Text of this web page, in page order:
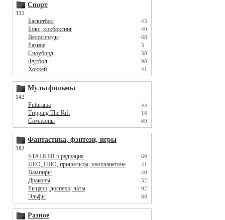
Спорт
331
Баскетбол 43
Бокс, кикбоксинг 40
Велосипеды 68
Разное 3
Сноуборд 38
Футбол 98
Хоккей 41
Мультфильмы
142
Futurama 55
Tripping The Rift 18
Симпсоны 69
Фантастика, фэнтези, игры
382
STALKER и радиация 69
UFO, НЛО, пришельцы, инопланетяне 41
Вампиры 40
Драконы 52
Рыцари, доспехи, латы 92
Эльфы 88
Разное